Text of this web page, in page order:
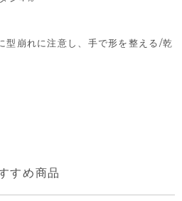
型崩れに注意し、手で形を整える/乾
すめ商品